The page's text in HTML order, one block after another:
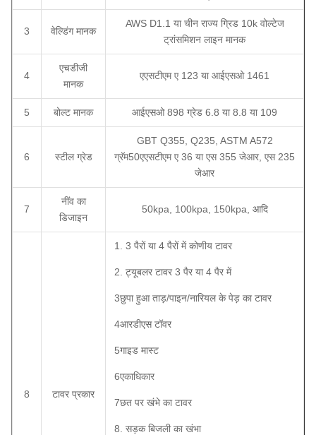
3 वेल्डिंग मानक
AWS D1.1 या चीन राज्य ग्रिड 10k वोल्टेज
ट्रांसमिशन लाइन मानक
4
एचडीजी
मानक
एएसटीएम ए 123 या आईएसओ 1461
5 बोल्ट मानक आईएसओ 898 ग्रेड 6.8 या 8.8 या 109
6 स्टील ग्रेड
GBT Q355, Q235, ASTM A572
ग्रॅम50एएसटीएम ए 36 या एस 355 जेआर, एस 235
जेआर
7
नींव का
डिजाइन
50kpa, 100kpa, 150kpa, आदि
8 टावर प्रकार
1. 3 पैरों या 4 पैरों में कोणीय टावर
2. ट्यूबलर टावर 3 पैर या 4 पैर में
3छुपा हुआ ताड़/पाइन/नारियल के पेड़ का टावर
4आरडीएस टॉवर
5गाइड मास्ट
6एकाधिकार
7छत पर खंभे का टावर
8. सड़क बिजली का खंभा